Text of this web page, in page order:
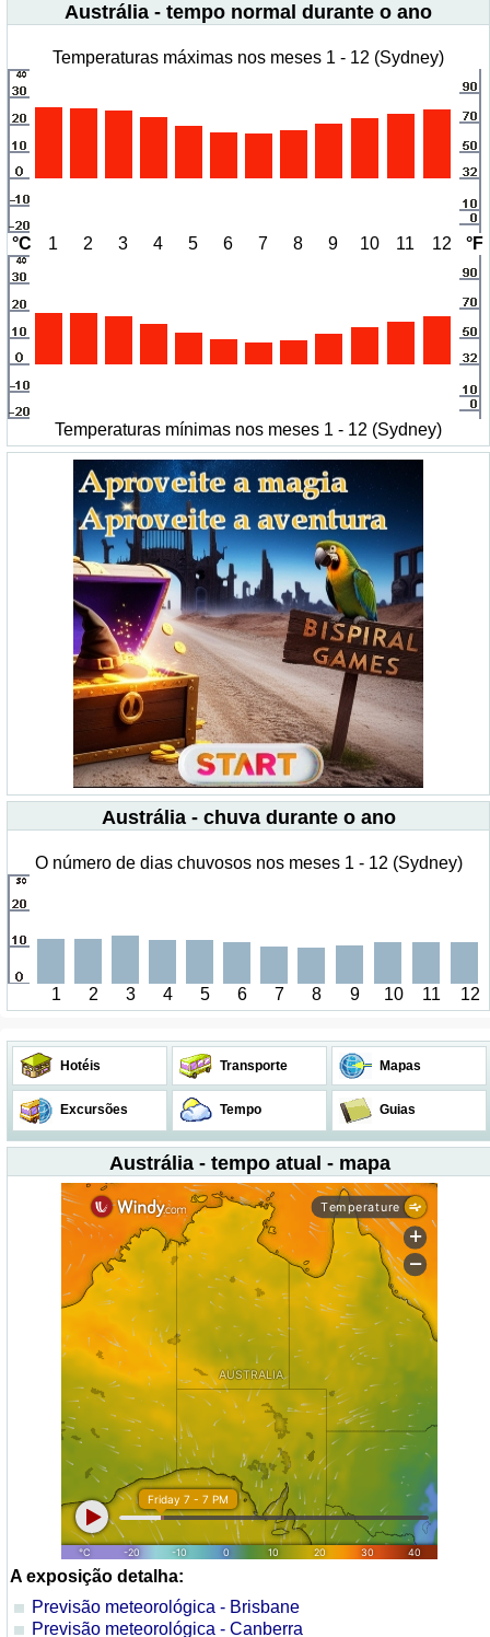
Austrália - tempo normal durante o ano
Temperaturas máximas nos meses 1 - 12 (Sydney)
°C 1 2 3 4 5 6 7 8 9 10 11 12 °F
Temperaturas mínimas nos meses 1 - 12 (Sydney)
Austrália - chuva durante o ano
O número de dias chuvosos nos meses 1 - 12 (Sydney)
1 2 3 4 5 6 7 8 9 10 11 12
Hotéis Transporte Mapas
Excursões Tempo Guias
Austrália - tempo atual - mapa
A exposição detalha:
Previsão meteorológica - Brisbane
Previsão meteorológica - Canberra